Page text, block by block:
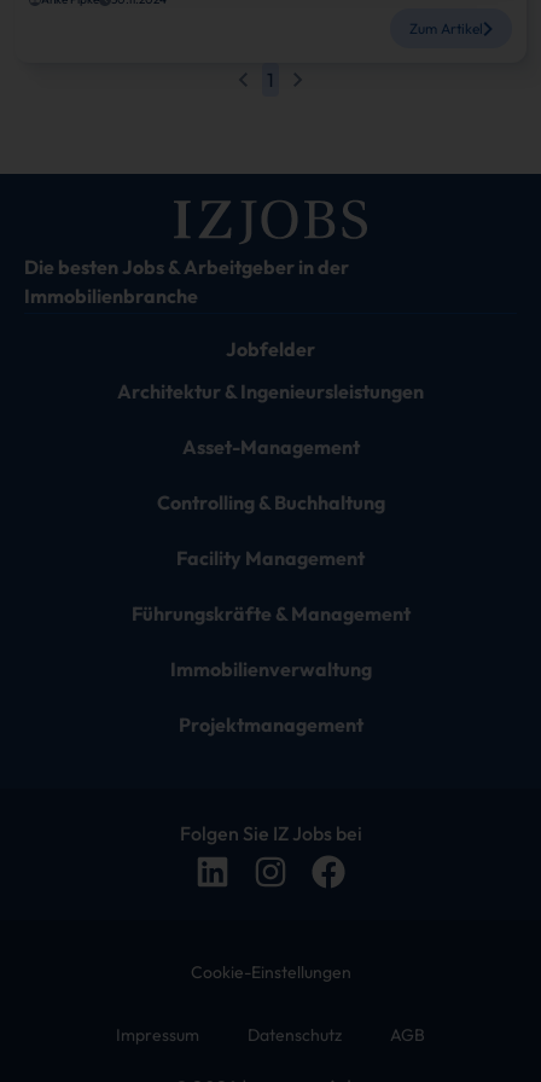
Zum Artikel
1
Die besten Jobs & Arbeitgeber in der
Immobilienbranche
Jobfelder
Architektur & Ingenieursleistungen
Asset-Management
Controlling & Buchhaltung
Facility Management
Führungskräfte & Management
Immobilienverwaltung
Projektmanagement
Folgen Sie IZ Jobs bei
Cookie-Einstellungen
Impressum Datenschutz AGB